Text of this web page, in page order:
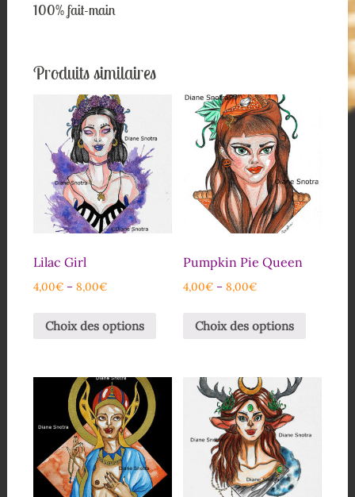
100% fait-main
Produits similaires
Lilac Girl
4,00€– 8,00€
Choix des options
Pumpkin Pie Queen
4,00€ –8,00€
Choix des options